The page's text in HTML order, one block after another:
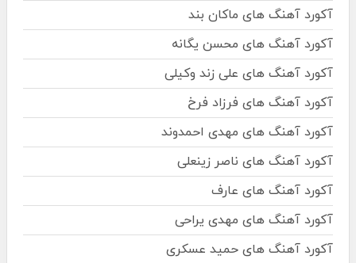
آکورد آهنگ های ماکان بند
آکورد آهنگ های محسن یگانه
آکورد آهنگ های علی زند وکیلی
آکورد آهنگ های فرزاد فرخ
آکورد آهنگ های مهدی احمدوند
آکورد آهنگ های ناصر زینعلی
آکورد آهنگ های عارف
آکورد آهنگ های مهدی یراحی
آکورد آهنگ های حمید عسکری